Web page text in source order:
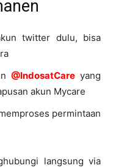
twitter dulu, bisa
@IndosatCare yang
akun Mycare
permintaan
langsung via